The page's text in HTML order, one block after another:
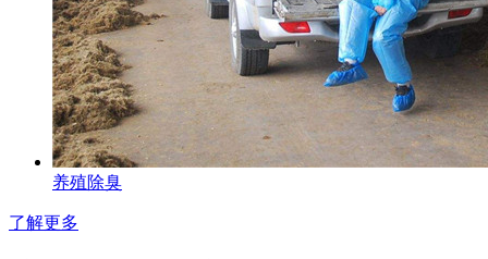
养殖除臭
了解更多